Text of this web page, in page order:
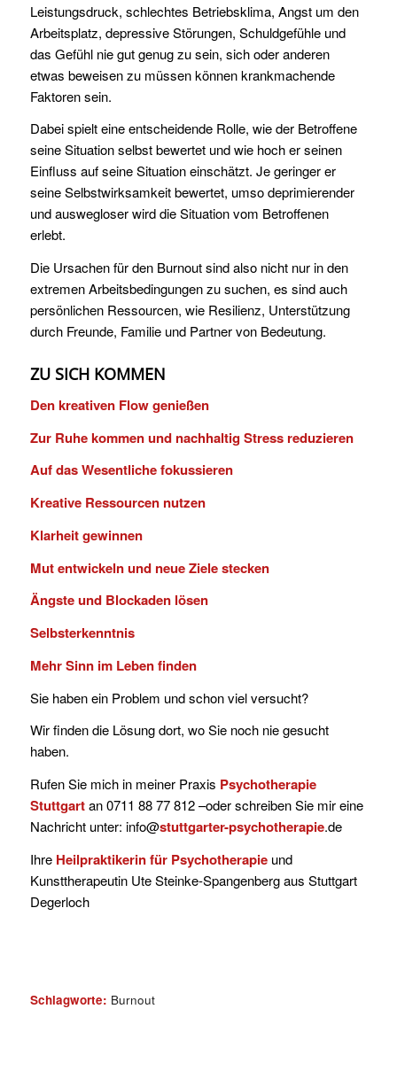
Leistungsdruck, schlechtes Betriebsklima, Angst um den
Arbeitsplatz, depressive Störungen, Schuldgefühle und
das Gefühl nie gut genug zu sein, sich oder anderen
etwas beweisen zu müssen können krankmachende
Faktoren sein.
Dabei spielt eine entscheidende Rolle, wie der Betroffene
seine Situation selbst bewertet und wie hoch er seinen
Einfluss auf seine Situation einschätzt. Je geringer er
seine Selbstwirksamkeit bewertet, umso deprimierender
und auswegloser wird die Situation vom Betroffenen
erlebt.
Die Ursachen für den Burnout sind also nicht nur in den
extremen Arbeitsbedingungen zu suchen, es sind auch
persönlichen Ressourcen, wie Resilienz, Unterstützung
durch Freunde, Familie und Partner von Bedeutung.
ZU SICH KOMMEN
Den kreativen Flow genießen
Zur Ruhe kommen und nachhaltig Stress reduzieren
Auf das Wesentliche fokussieren
Kreative Ressourcen nutzen
Klarheit gewinnen
Mut entwickeln und neue Ziele stecken
Ängste und Blockaden lösen
Selbsterkenntnis
Mehr Sinn im Leben finden
Sie haben ein Problem und schon viel versucht?
Wir finden die Lösung dort, wo Sie noch nie gesucht
haben.
Rufen Sie mich in meiner Praxis Psychotherapie
Stuttgartan 0711 88 77 812 –oder schreiben Sie mir eine
Nachricht unter: info@stuttgarter-psychotherapie.de
Ihre Heilpraktikerin für Psychotherapieund
Kunsttherapeutin Ute Steinke-Spangenberg aus Stuttgart
Degerloch
Schlagworte: Burnout